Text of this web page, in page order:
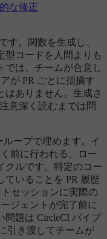
な修正
す。関数を生成し、
型コードを人間よりも
では、チームが合意し
が PR ごとに指摘す
はありません。生成さ
意深く読むまでは問
ープで埋めます。イ
前に行われる、ロー
クルです。特定のコー
ていることを PR 履歴
セッションに実際の
ジェントが完了前に
問題は CircleCI パイプ
引き渡してチームが